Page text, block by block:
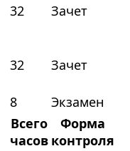
32 Зачет
32 Зачет
8
Экзамен
Всего
часов
Форма
контроля